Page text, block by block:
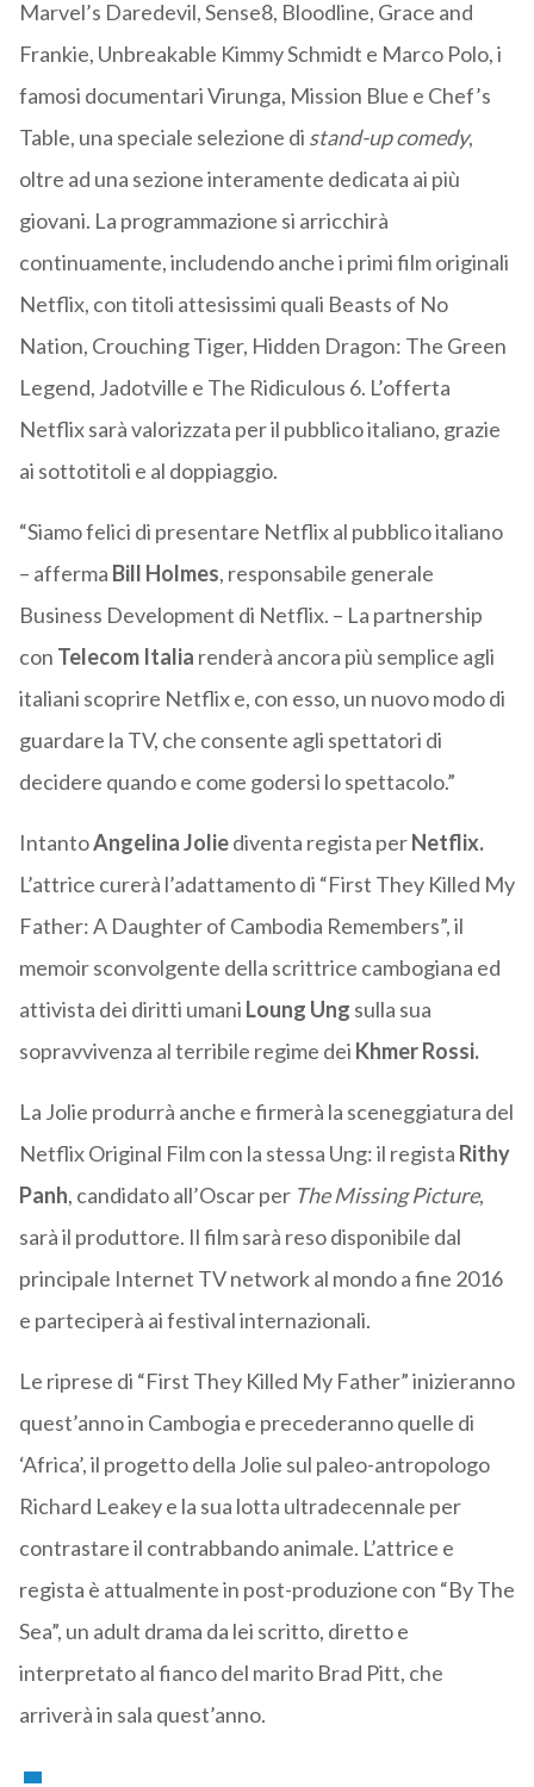
Marvel’s Daredevil, Sense8, Bloodline, Grace and
Frankie, Unbreakable Kimmy Schmidt e Marco Polo, i
famosi documentari Virunga, Mission Blue e Chef’s
Table, una speciale selezione di stand-up comedy,
oltre ad una sezione interamente dedicata ai più
giovani. La programmazione si arricchirà
continuamente, includendo anche i primi film originali
Netflix, con titoli attesissimi quali Beasts of No
Nation, Crouching Tiger, Hidden Dragon: The Green
Legend, Jadotville e The Ridiculous 6. L’offerta
Netflix sarà valorizzata per il pubblico italiano, grazie
ai sottotitoli e al doppiaggio.
“Siamo felici di presentare Netflix al pubblico italiano
– afferma Bill Holmes, responsabile generale
Business Development di Netflix. – La partnership
con Telecom Italia renderà ancora più semplice agli
italiani scoprire Netflix e, con esso, un nuovo modo di
guardare la TV, che consente agli spettatori di
decidere quando e come godersi lo spettacolo.”
IntantoAngelina Joliediventa regista perNetflix.
L’attrice curerà l’adattamento di “First They Killed My
Father: A Daughter of Cambodia Remembers”, il
memoir sconvolgente della scrittrice cambogiana ed
attivista dei diritti umani Loung Ung sulla sua
sopravvivenza al terribile regime dei Khmer Rossi.
La Jolie produrrà anche e firmerà la sceneggiatura del
Netflix Original Film con la stessa Ung: il regista Rithy
Panh, candidato all’Oscar per The Missing Picture,
sarà il produttore. Il film sarà reso disponibile dal
principale Internet TV network al mondo a fine 2016
e parteciperà ai festival internazionali.
Le riprese di “First They Killed My Father” inizieranno
quest’anno in Cambogia e precederanno quelle di
‘Africa’, il progetto della Jolie sul paleo-antropologo
Richard Leakey e la sua lotta ultradecennale per
contrastare il contrabbando animale. L’attrice e
regista è attualmente in post-produzione con “By The
Sea”, un adult drama da lei scritto, diretto e
interpretato al fianco del marito Brad Pitt, che
arriverà in sala quest’anno.